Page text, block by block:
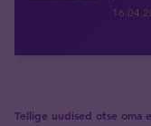
Tellige uudised otse oma